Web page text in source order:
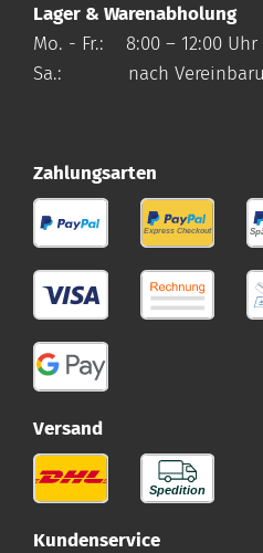
Lager & Warenabholung
Mo. - Fr.: 8:00 – 12:00 Uhr
Sa.: nach
Zahlungsarten
Versand
Kundenservice